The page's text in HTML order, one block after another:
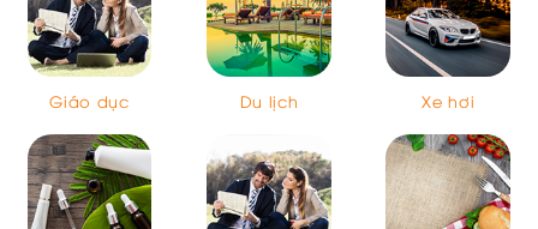
Giáo dục Du lịch Xe hơi